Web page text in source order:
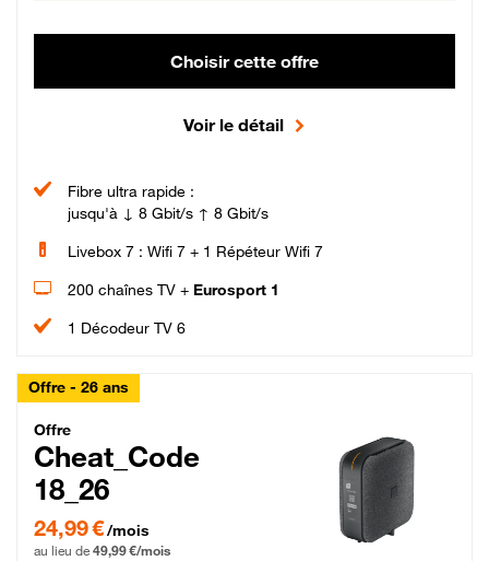
Choisir cette offre
Voir le détail
Fibre ultra rapide :
jusqu'à ↓ 8 Gbit/s ↑ 8 Gbit/s
Livebox 7 : Wifi 7 + 1 Répéteur Wifi 7
200 chaînes TV + Eurosport 1
1 Décodeur TV 6
Offre - 26 ans
Cheat_Code Fibre_18_26
Offre
Cheat_Code
18_26
24,99 € par mois pendant 0 mois puis 49,99 € par mois, Sans engagement
24,99 €/mois
au lieu de 49,99 €/mois